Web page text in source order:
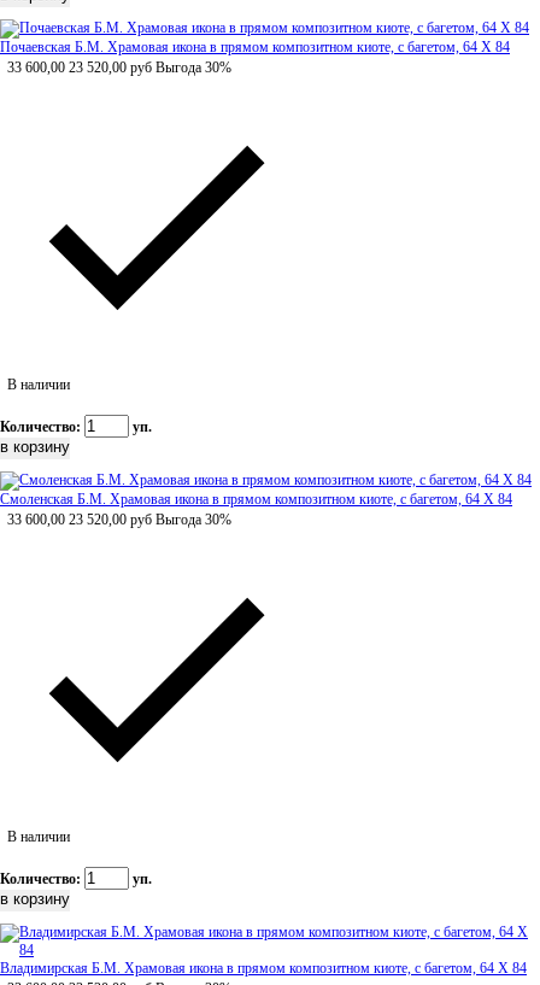
Почаевская Б.М. Храмовая икона в прямом композитном киоте, с багетом, 64 Х 84
33 600,00 23 520,00 руб Выгода 30%
В наличии
Количество: уп.
Смоленская Б.М. Храмовая икона в прямом композитном киоте, с багетом, 64 Х 84
33 600,00 23 520,00 руб Выгода 30%
В наличии
Количество: уп.
Владимирская Б.М. Храмовая икона в прямом композитном киоте, с багетом, 64 Х 84